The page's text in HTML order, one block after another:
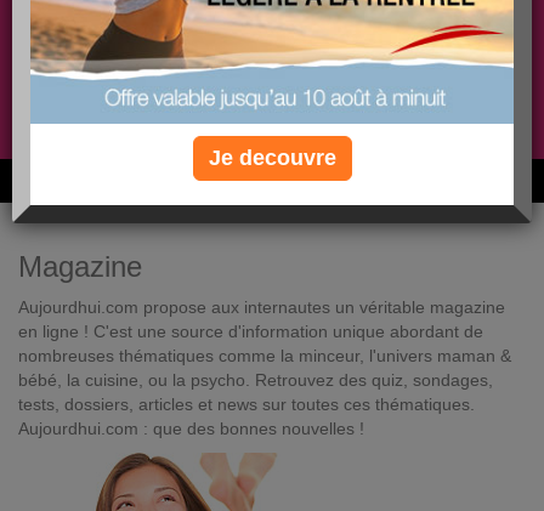
EFFICACE SANTÉ COACHING
Non, je préfère le régime gratuit
6M de personnes ont maigri et réappris à manger avec nous
Magazine
Aujourdhui.com propose aux internautes un véritable magazine
en ligne ! C'est une source d'information unique abordant de
nombreuses thématiques comme la minceur, l'univers maman &
bébé, la cuisine, ou la psycho. Retrouvez des quiz, sondages,
tests, dossiers, articles et news sur toutes ces thématiques.
Aujourdhui.com : que des bonnes nouvelles !
Je decouvre